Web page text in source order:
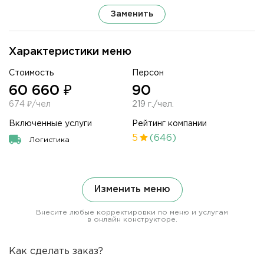
Характеристики меню
Стоимость
60 660 ₽
674 ₽/чел
Персон
90
219 г./чел.
Включенные услуги
Логистика
Рейтинг компании
5 (646)
Изменить меню
Внесите любые корректировки по меню и услугам
в онлайн конструкторе.
Заменить
Как сделать заказ?